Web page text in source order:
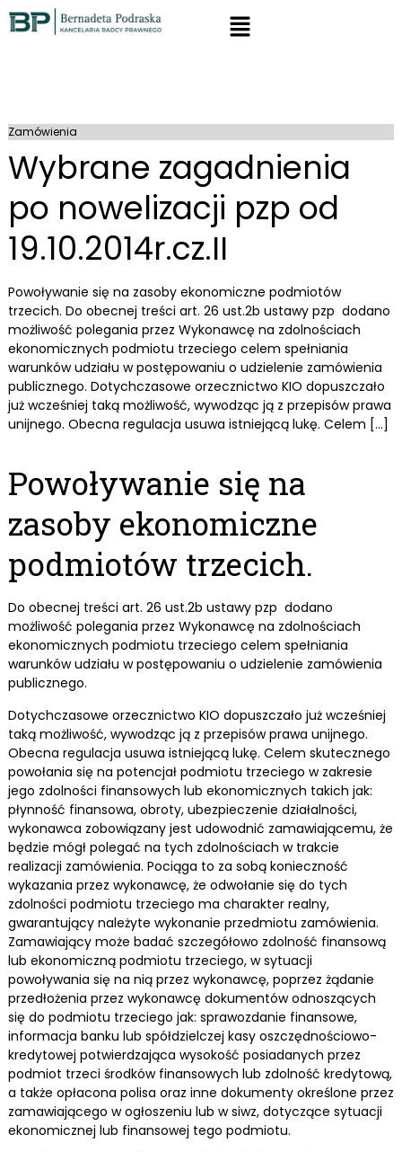
Zamówienia
Wybrane zagadnienia
po nowelizacji pzp od
19.10.2014r.cz.II
Powoływanie się na zasoby ekonomiczne podmiotów
trzecich. Do obecnej treści art. 26 ust.2b ustawy pzp dodano
możliwość polegania przez Wykonawcę na zdolnościach
ekonomicznych podmiotu trzeciego celem spełniania
warunków udziału w postępowaniu o udzielenie zamówienia
publicznego. Dotychczasowe orzecznictwo KIO dopuszczało
już wcześniej taką możliwość, wywodząc ją z przepisów prawa
unijnego. Obecna regulacja usuwa istniejącą lukę. Celem […]
Powoływanie się na
zasoby ekonomiczne
podmiotów trzecich.
Do obecnej treści art. 26 ust.2b ustawy pzp dodano
możliwość polegania przez Wykonawcę na zdolnościach
ekonomicznych podmiotu trzeciego celem spełniania
warunków udziału w postępowaniu o udzielenie zamówienia
publicznego.
Dotychczasowe orzecznictwo KIO dopuszczało już wcześniej
taką możliwość, wywodząc ją z przepisów prawa unijnego.
Obecna regulacja usuwa istniejącą lukę. Celem skutecznego
powołania się na potencjał podmiotu trzeciego w zakresie
jego zdolności finansowych lub ekonomicznych takich jak:
płynność finansowa, obroty, ubezpieczenie działalności,
wykonawca zobowiązany jest udowodnić zamawiającemu, że
będzie mógł polegać na tych zdolnościach w trakcie
realizacji zamówienia. Pociąga to za sobą konieczność
wykazania przez wykonawcę, że odwołanie się do tych
zdolności podmiotu trzeciego ma charakter realny,
gwarantujący należyte wykonanie przedmiotu zamówienia.
Zamawiający może badać szczegółowo zdolność finansową
lub ekonomiczną podmiotu trzeciego, w sytuacji
powoływania się na nią przez wykonawcę, poprzez żądanie
przedłożenia przez wykonawcę dokumentów odnoszących
się do podmiotu trzeciego jak: sprawozdanie finansowe,
informacja banku lub spółdzielczej kasy oszczędnościowo-
kredytowej potwierdzająca wysokość posiadanych przez
podmiot trzeci środków finansowych lub zdolność kredytową,
a także opłacona polisa oraz inne dokumenty określone przez
zamawiającego w ogłoszeniu lub w siwz, dotyczące sytuacji
ekonomicznej lub finansowej tego podmiotu.